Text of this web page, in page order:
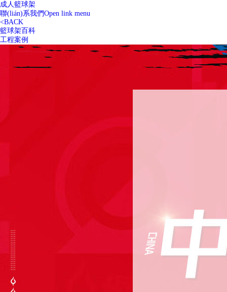
成人籃球架
聯(lián)系我們Open link menu
<BACK
籃球架百科
工程案例